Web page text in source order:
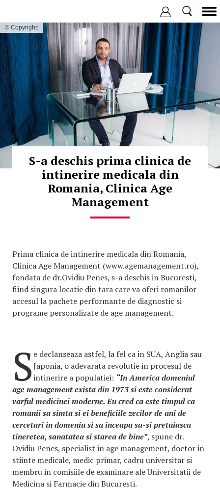
© Copyright:
S-a deschis prima clinica de
intinerire medicala din
Romania, Clinica Age
Management
Prima clinica de intinerire medicala din Romania,
Clinica Age Management (www.agemanagement.ro),
fondata de dr.Ovidiu Penes, s-a deschis in Bucuresti,
fiind singura locatie din tara care va oferi romanilor
accesul la pachete performante de diagnostic si
programe personalizate de age management.
S e declanseaza astfel, la fel ca in SUA, Anglia sau
Japonia, o adevarata revolutie in procesul de
intinerire a populatiei: “In America domeniul
age management exista din 1973 si este considerat
varful medicinei moderne. Eu cred ca este timpul ca
romanii sa simta si ei beneficiile zecilor de ani de
cercetari in domeniu si sa inceapa sa-si pretuiasca
tineretea, sanatatea si starea de bine”, spune dr.
Ovidiu Penes, specialist in age management, doctor in
stiinte medicale, medic primar, cadru universitar si
membru in comisiile de examinare ale Universitatii de
Medicina si Farmacie din Bucuresti.